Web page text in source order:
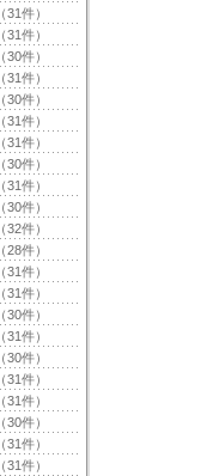
（31件）
（31件）
（30件）
（31件）
（30件）
（31件）
（31件）
（30件）
（31件）
（30件）
（32件）
（28件）
（31件）
（31件）
（30件）
（31件）
（30件）
（31件）
（31件）
（30件）
（31件）
（31件）